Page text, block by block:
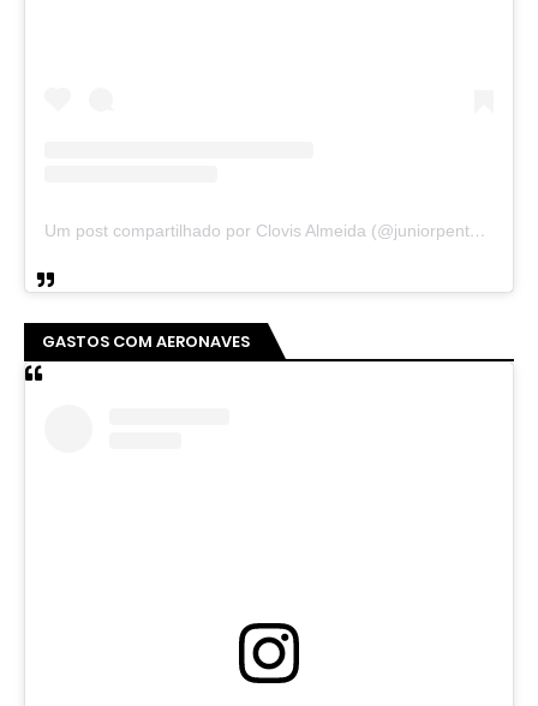
Um post compartilhado por Clovis Almeida (@juniorpentecoste01)
GASTOS COM AERONAVES